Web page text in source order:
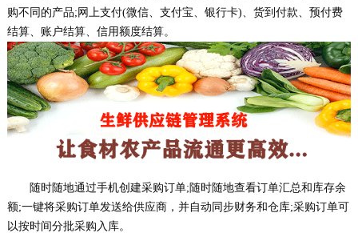
购不同的产品;网上支付(微信、支付宝、银行卡)、货到付款、预付费
结算、账户结算、信用额度结算。
随时随地通过手机创建采购订单;随时随地查看订单汇总和库存余
额;一键将采购订单发送给供应商，并自动同步财务和仓库;采购订单可
以按时间分批采购入库。